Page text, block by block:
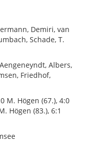
Demiri, van
Schade, T.
Albers,
Friedhof,
M. Högen (67.), 4:0
Högen (83.), 6:1